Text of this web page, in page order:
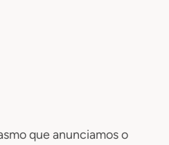
que anunciamos o